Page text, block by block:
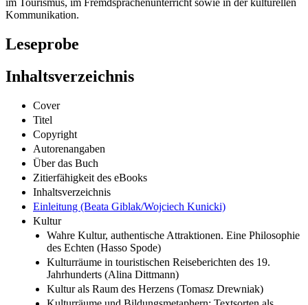
im Tourismus, im Fremdsprachenunterricht sowie in der kulturellen
Kommunikation.
Leseprobe
Inhaltsverzeichnis
Cover
Titel
Copyright
Autorenangaben
Über das Buch
Zitierfähigkeit des eBooks
Inhaltsverzeichnis
Einleitung (Beata Giblak/Wojciech Kunicki)
Kultur
Wahre Kultur, authentische Attraktionen. Eine Philosophie
des Echten (Hasso Spode)
Kulturräume in touristischen Reiseberichten des 19.
Jahrhunderts (Alina Dittmann)
Kultur als Raum des Herzens (Tomasz Drewniak)